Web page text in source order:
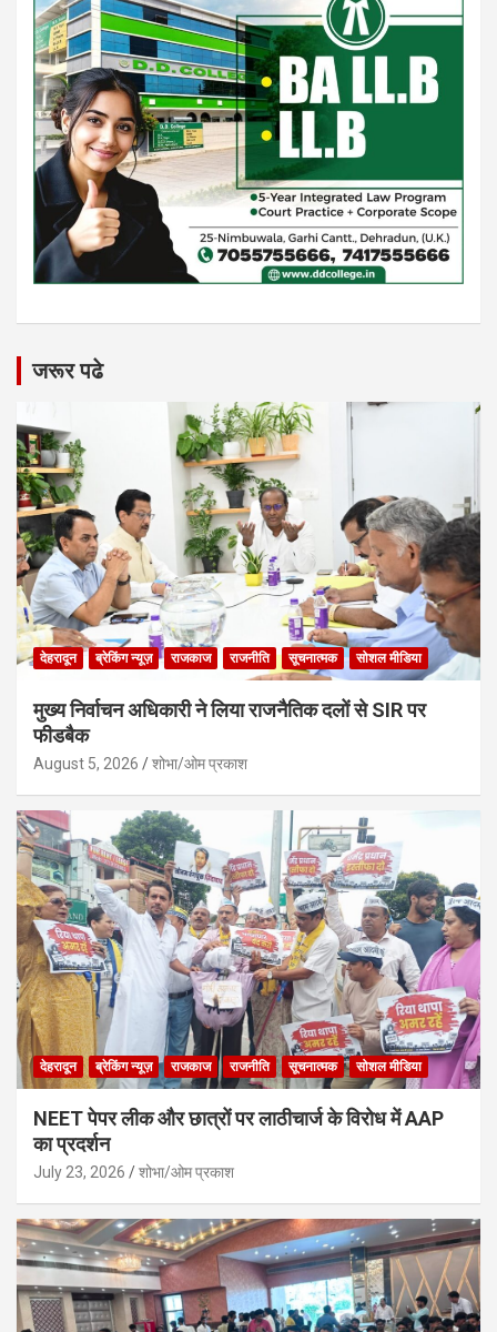
जरूर पढे
देहरादून ब्रेकिंग न्यूज़ राजकाज राजनीति सूचनात्मक सोशल मीडिया
मुख्य निर्वाचन अधिकारी ने लिया राजनैतिक दलों से SIR पर
फीडबैक
August 5, 2026 शोभा/ओम प्रकाश
देहरादून ब्रेकिंग न्यूज़ राजकाज राजनीति सूचनात्मक सोशल मीडिया
NEET पेपर लीक और छात्रों पर लाठीचार्ज के विरोध में AAP
का प्रदर्शन
July 23, 2026 शोभा/ओम प्रकाश